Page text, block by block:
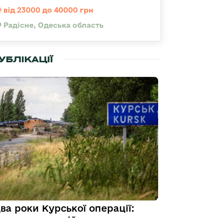
від 23000 до 40000 грн
Радісне, Одеська область
роки Курської операції: